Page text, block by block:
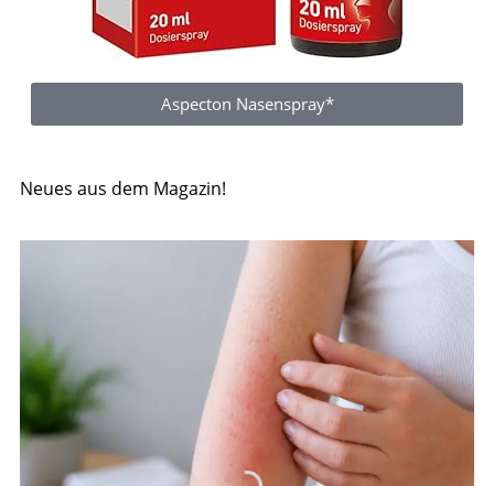
Aspecton Nasenspray*
Neues aus dem Magazin!